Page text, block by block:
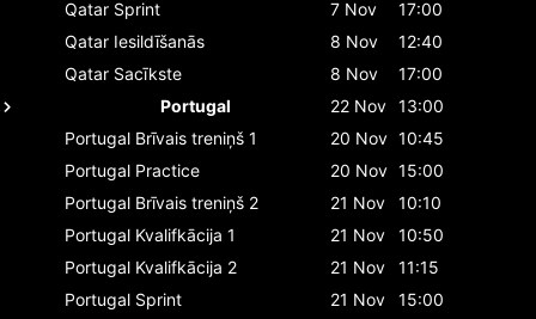
Qatar Sprint 7 Nov
17:00
Qatar Iesildīšanās 8 Nov
12:40
Qatar Sacīkste 8 Nov
17:00
Portugal
22 Nov 13:00
Portugal Brīvais treniņš 1 20 Nov 10:45
Portugal Practice 20 Nov 15:00
Portugal Brīvais treniņš 2 21 Nov
10:10
Portugal Kvalifkācija 1 21 Nov
10:50
Portugal Kvalifkācija 2 21 Nov
11:15
Portugal Sprint 21 Nov
15:00